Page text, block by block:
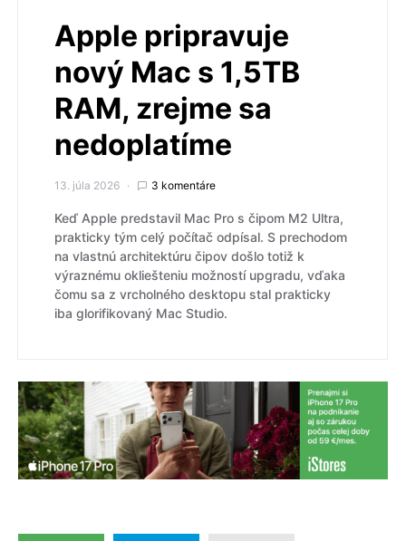
Apple pripravuje
nový Mac s 1,5TB
RAM, zrejme sa
nedoplatíme
13. júla 2026 3 komentáre
Keď Apple predstavil Mac Pro s čipom M2 Ultra,
prakticky tým celý počítač odpísal. S prechodom
na vlastnú architektúru čipov došlo totiž k
výraznému okliešteniu možností upgradu, vďaka
čomu sa z vrcholného desktopu stal prakticky
iba glorifikovaný Mac Studio.